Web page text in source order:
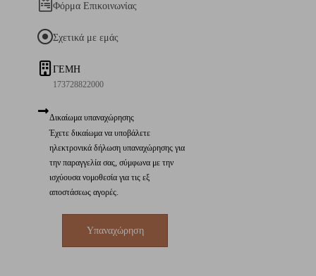
Φόρμα Επικοινωνίας
Σχετικά με εμάς
ΓΕΜΗ
173728822000
Δικαίωμα υπαναχώρησης
Έχετε δικαίωμα να υποβάλετε
ηλεκτρονικά δήλωση υπαναχώρησης για
την παραγγελία σας, σύμφωνα με την
ισχύουσα νομοθεσία για τις εξ
αποστάσεως αγορές.
Υπαναχώρηση